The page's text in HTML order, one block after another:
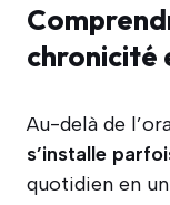
chronicité
Au-delà de
s’installe
quotidien en